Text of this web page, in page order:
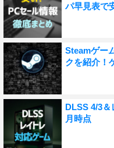
パ早見表で
Steamゲー
クを紹介！
DLSS 4/3＆
月時点